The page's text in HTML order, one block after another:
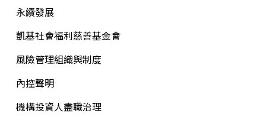
永續發展
凱基社會福利慈善基金會
風險管理組織與制度
內控聲明
機構投資人盡職治理